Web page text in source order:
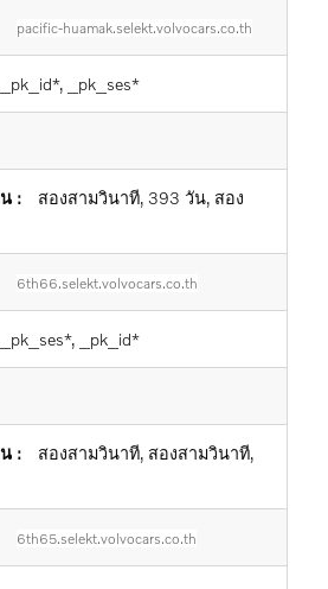
pacific-huamak.selekt.volvocars.co.th
_pk_id*, _pk_ses*
สองสามวินาที, 393 วัน, สอง
6th66.selekt.volvocars.co.th
_pk_ses*, _pk_id*
สองสามวินาที, สองสามวินาที,
6th65.selekt.volvocars.co.th